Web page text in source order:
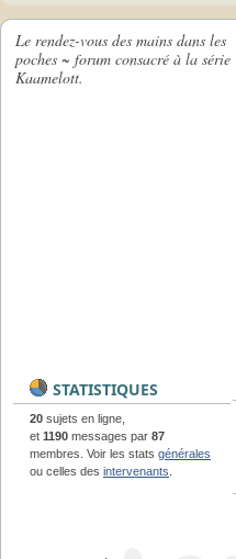
Le rendez-vous des mains dans les
poches ~ forum consacré à la série
Kaamelott.
STATISTIQUES
20 sujets en ligne,
et 1190 messages par 87
membres. Voir les stats générales
ou celles des intervenants